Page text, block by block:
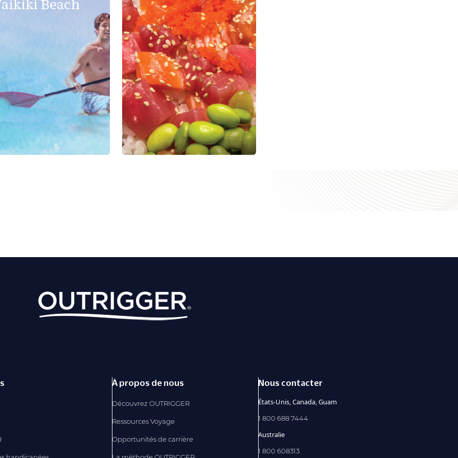
Beach
À propos de nous
Découvrez OUTRIGGER
Ressources Voyage
Opportunités de carrière
Nous contacter
États-Unis, Canada, Guam
1 800 688 7444
Australie
1 800 608313